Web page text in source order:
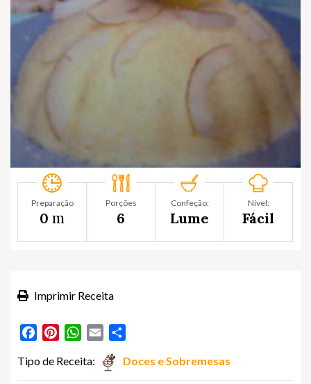
Preparação
0 m
Porções
6
Confeção:
Lume
Nível:
Fácil
Imprimir Receita
FacebookPinterestWhatsApp
Email
Tipo de Receita: Doces e Sobremesas